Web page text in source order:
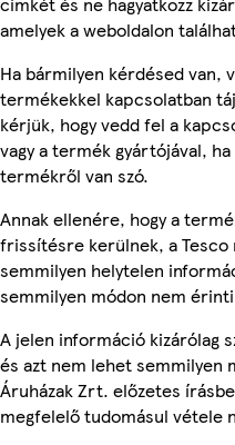
amelyek a weboldalon
Ha bármilyen kérdésed van,
termékekkel kapcsolatban
kérjük, hogy vedd fel a
vagy a termék gyártójával,
termékről van szó.
Annak ellenére, hogy a
frissítésre kerülnek, a
semmilyen helytelen
semmilyen módon nem
A jelen információ kizárólag
és azt nem lehet semmilyen
Áruházak Zrt. előzetes
megfelelő tudomásul vétele